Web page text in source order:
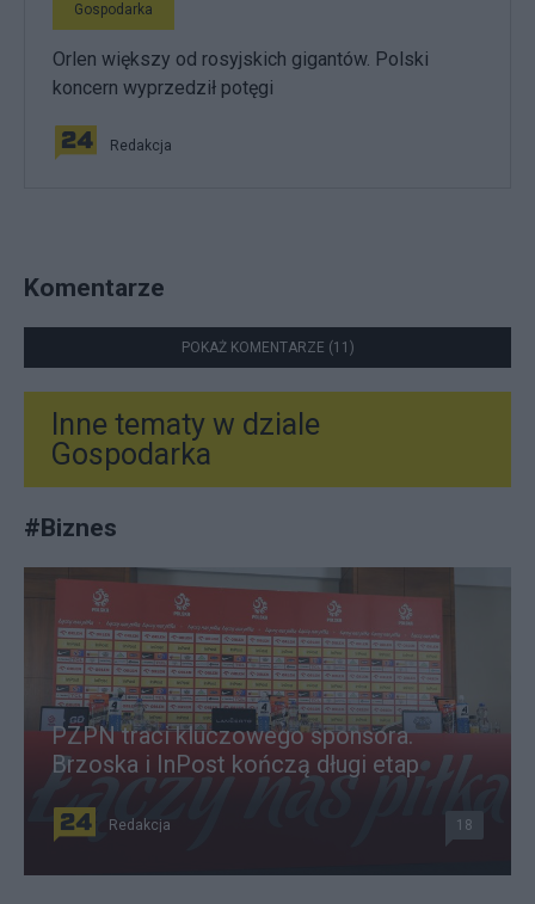
Gospodarka
Orlen większy od rosyjskich gigantów. Polski
koncern wyprzedził potęgi
Redakcja
Komentarze
POKAŻ KOMENTARZE (11)
Inne tematy w dziale
Gospodarka
#Biznes
PZPN traci kluczowego sponsora.
Brzoska i InPost kończą długi etap
Redakcja 18